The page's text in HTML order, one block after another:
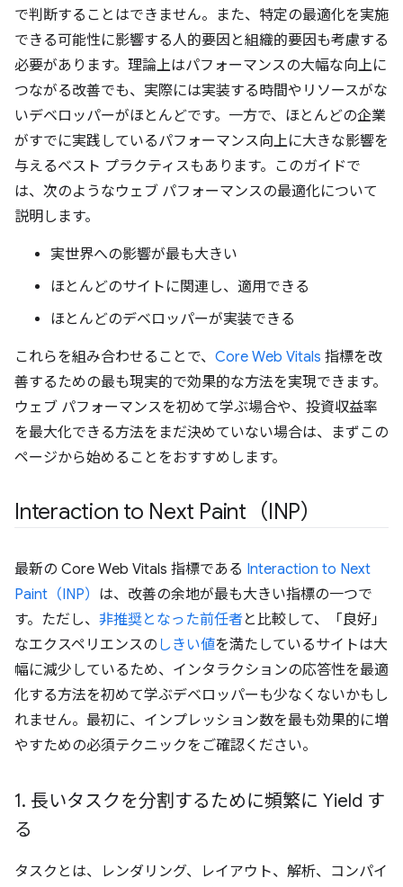
で判断することはできません。また、特定の最適化を実施
できる可能性に影響する人的要因と組織的要因も考慮する
必要があります。理論上はパフォーマンスの大幅な向上に
つながる改善でも、実際には実装する時間やリソースがな
いデベロッパーがほとんどです。一方で、ほとんどの企業
がすでに実践しているパフォーマンス向上に大きな影響を
与えるベスト プラクティスもあります。このガイドで
は、次のようなウェブ パフォーマンスの最適化について
説明します。
実世界への影響が最も大きい
ほとんどのサイトに関連し、適用できる
ほとんどのデベロッパーが実装できる
これらを組み合わせることで、 Core Web Vitals 指標を改
善するための最も現実的で効果的な方法を実現できます。
ウェブ パフォーマンスを初めて学ぶ場合や、投資収益率
を最大化できる方法をまだ決めていない場合は、まずこの
ページから始めることをおすすめします。
Interaction to Next Paint（INP）
最新の Core Web Vitals 指標である Interaction to Next
Paint（INP） は、改善の余地が最も大きい指標の一つで
す。ただし、 非推奨となった前任者 と比較して、「良好」
なエクスペリエンスの しきい値を満たしているサイトは大
幅に減少しているため、インタラクションの応答性を最適
化する方法を初めて学ぶデベロッパーも少なくないかもし
れません。最初に、インプレッション数を最も効果的に増
やすための必須テクニックをご確認ください。
1. 長いタスクを分割するために頻繁に Yield す
る
タスクとは、レンダリング、レイアウト、解析、コンパイ